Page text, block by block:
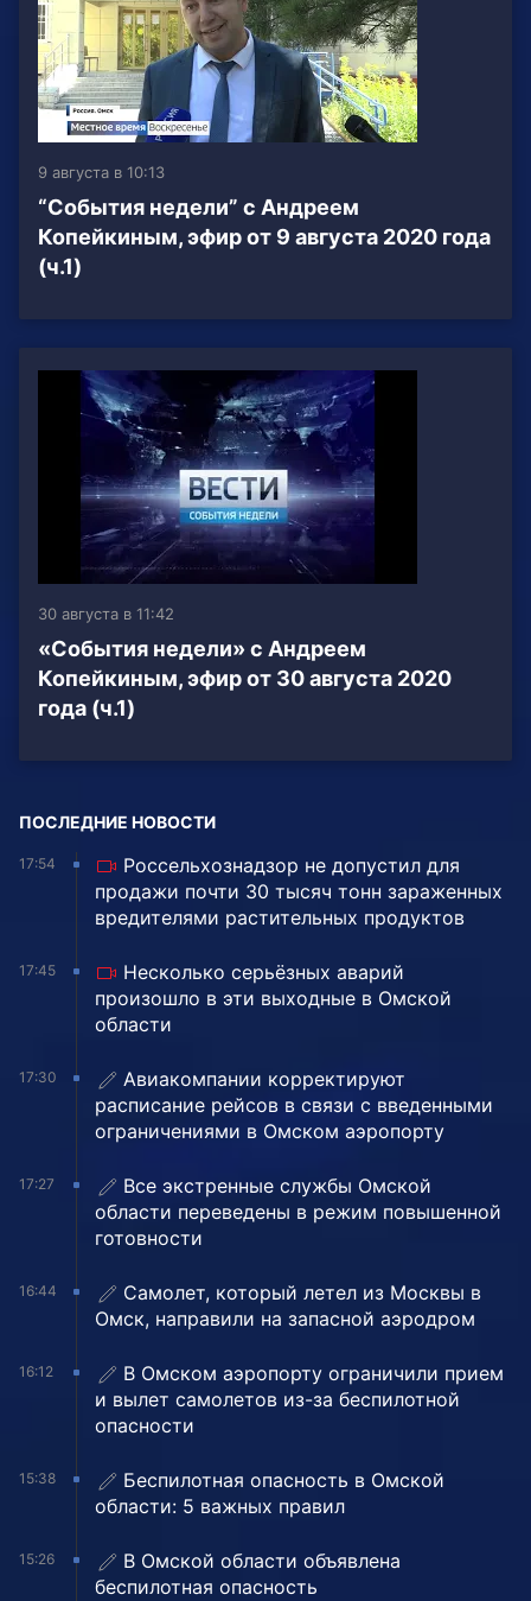
9 августа в 10:13
“События недели” с Андреем
Копейкиным, эфир от 9 августа 2020 года
(ч.1)
30 августа в 11:42
«События недели» с Андреем
Копейкиным, эфир от 30 августа 2020
года (ч.1)
ПОСЛЕДНИЕ НОВОСТИ
17:54
Россельхознадзор не допустил для
продажи почти 30 тысяч тонн зараженных
вредителями растительных продуктов
17:45
Несколько серьёзных аварий
произошло в эти выходные в Омской
области
17:30
Авиакомпании корректируют
расписание рейсов в связи с введенными
ограничениями в Омском аэропорту
17:27
Все экстренные службы Омской
области переведены в режим повышенной
готовности
16:44
Самолет, который летел из Москвы в
Омск, направили на запасной аэродром
16:12
В Омском аэропорту ограничили прием
и вылет самолетов из-за беспилотной
опасности
15:38
Беспилотная опасность в Омской
области: 5 важных правил
15:26
В Омской области объявлена
беспилотная опасность